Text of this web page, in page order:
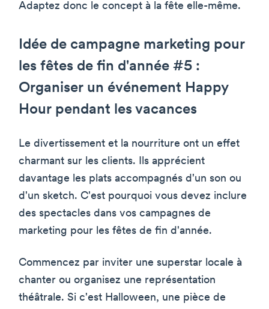
Adaptez donc le concept à la fête elle-même.
Idée de campagne marketing pour
les fêtes de fin d'année #5 :
Organiser un événement Happy
Hour pendant les vacances
Le divertissement et la nourriture ont un effet
charmant sur les clients. Ils apprécient
davantage les plats accompagnés d'un son ou
d'un sketch. C'est pourquoi vous devez inclure
des spectacles dans vos campagnes de
marketing pour les fêtes de fin d'année.
Commencez par inviter une superstar locale à
chanter ou organisez une représentation
théâtrale. Si c'est Halloween, une pièce de